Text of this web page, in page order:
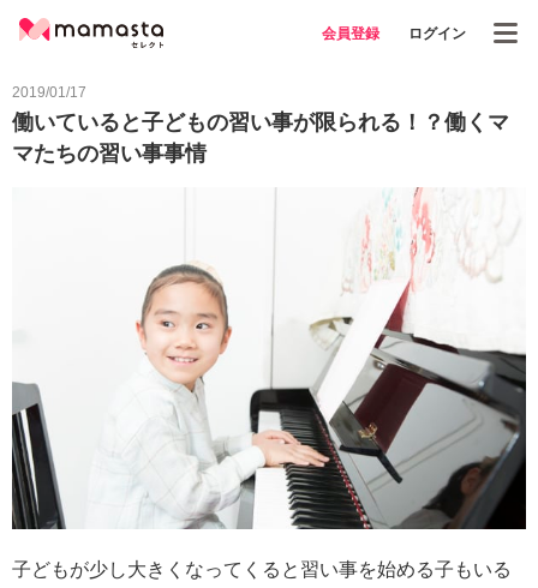
会員登録 ログイン
2019/01/17
働いていると子どもの習い事が限られる！？働くマ
マたちの習い事事情
子どもが少し大きくなってくると習い事を始める子もいる